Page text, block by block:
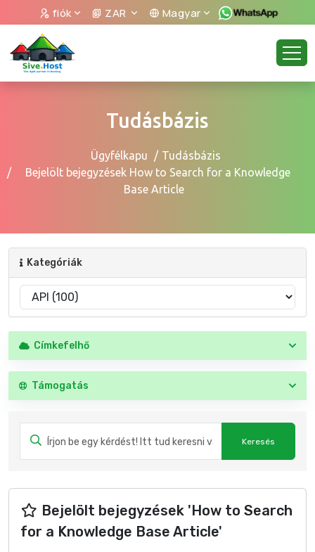
fiók ZAR Magyar
Tudásbázis
Ügyfélkapu
Tudásbázis
Bejelölt bejegyzések How to Search for a Knowledge
Base Article
Kategóriák
Címkefelhő
Támogatás
Bejelölt bejegyzések 'How to Search
for a Knowledge Base Article'